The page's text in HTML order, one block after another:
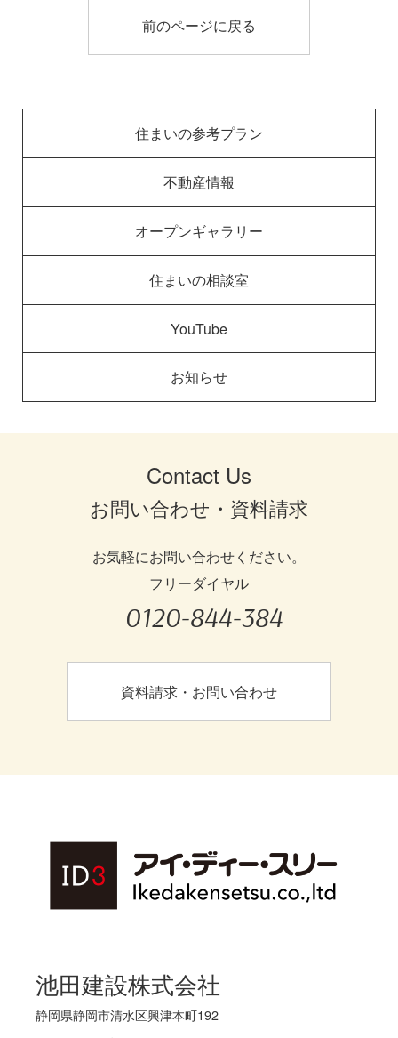
前のページに戻る
住まいの参考プラン
不動産情報
オープンギャラリー
住まいの相談室
YouTube
お知らせ
Contact Us
お問い合わせ・資料請求
お気軽にお問い合わせください。
フリーダイヤル
0120-844-384
資料請求・お問い合わせ
池田建設株式会社
静岡県静岡市清水区興津本町192